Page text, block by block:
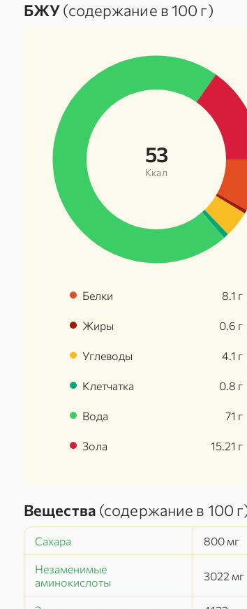
БЖУ(содержание в 100 г)
53
Ккал
Белки 8.1 г
Жиры 0.6 г
Углеводы 4.1 г
Клетчатка 0.8 г
Вода 71 г
Зола 15.21 г
Вещества (содержание в 100 г
Сахара 800 мг
Незаменимые
аминокислоты
3022 мг